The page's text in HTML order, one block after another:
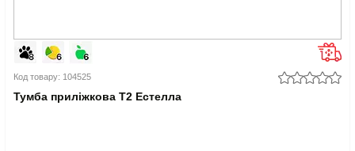
Код товару: 104525
Тумба приліжкова Т2 Естелла